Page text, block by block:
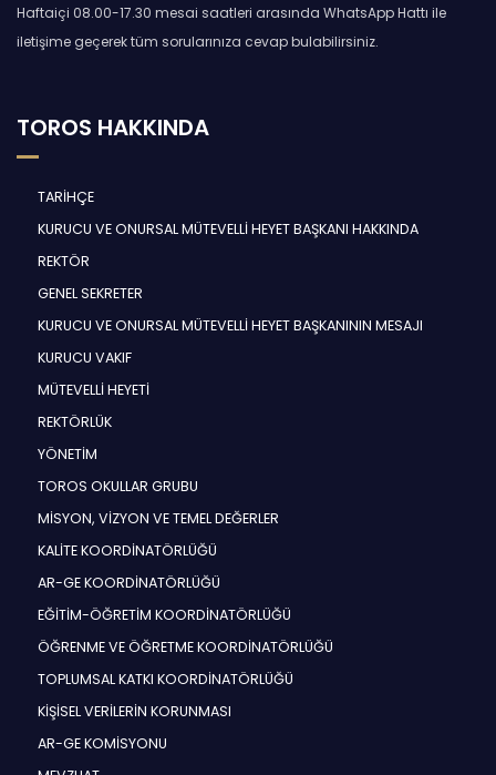
Haftaiçi 08.00-17.30 mesai saatleri arasında WhatsApp Hattı ile
iletişime geçerek tüm sorularınıza cevap bulabilirsiniz.
TOROS HAKKINDA
TARİHÇE
KURUCU VE ONURSAL MÜTEVELLİ HEYET BAŞKANI HAKKINDA
REKTÖR
GENEL SEKRETER
KURUCU VE ONURSAL MÜTEVELLİ HEYET BAŞKANININ MESAJI
KURUCU VAKIF
MÜTEVELLİ HEYETİ
REKTÖRLÜK
YÖNETİM
TOROS OKULLAR GRUBU
MİSYON, VİZYON VE TEMEL DEĞERLER
KALİTE KOORDİNATÖRLÜĞÜ
AR-GE KOORDİNATÖRLÜĞÜ
EĞİTİM-ÖĞRETİM KOORDİNATÖRLÜĞÜ
ÖĞRENME VE ÖĞRETME KOORDİNATÖRLÜĞÜ
TOPLUMSAL KATKI KOORDİNATÖRLÜĞÜ
KİŞİSEL VERİLERİN KORUNMASI
AR-GE KOMİSYONU